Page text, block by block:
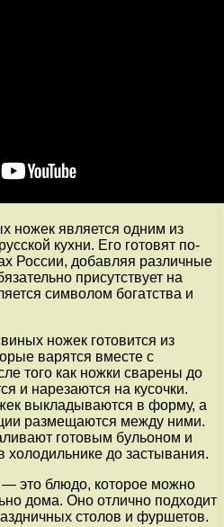
ножек является одним из
кухни. Его готовят по-
России, добавляя различные
присутствует на
символом богатства и
ножек готовится из
варятся вместе с
того как ножки сварены до
и нарезаются на кусочки.
выкладываются в форму, а
размещаются между ними.
готовым бульоном и
холодильнике до застывания.
это блюдо, которое можно
дома. Оно отлично подходит
столов и фуршетов.